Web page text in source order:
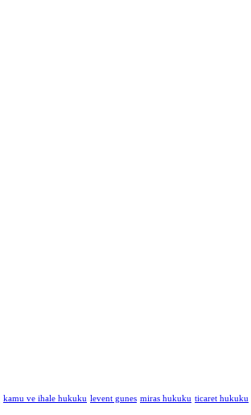
kamu ve ihale hukuku levent gunes miras hukuku ticaret hukuku